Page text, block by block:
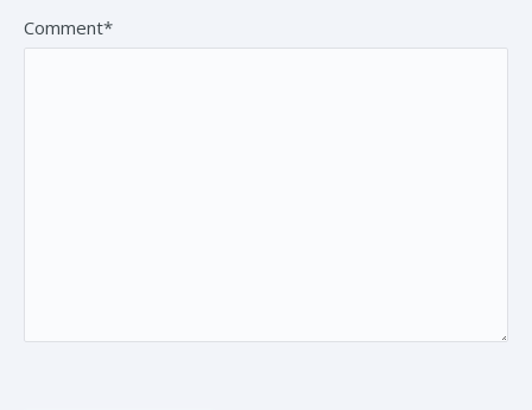
Comment*